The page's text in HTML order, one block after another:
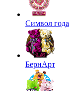
Символ года
БернАрт